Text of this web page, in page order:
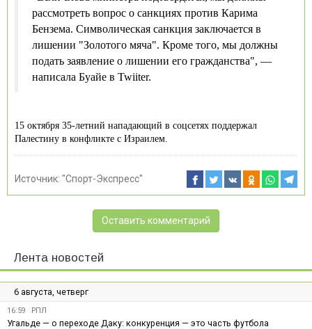
рассмотреть вопрос о санкциях против Карима
Бензема. Символическая санкция заключается в
лишении "Золотого мяча". Кроме того, мы должны
подать заявление о лишении его гражданства", —
написала Буайе в Twiiter.
15 октября 35-летний нападающий в соцсетях поддержал
Палестину в конфликте с Израилем.
Источник: "Спорт-Экспресс"
Оставить комментарий
Лента новостей
6 августа, четверг
16:59 РПЛ
Угальде — о переходе Даку: конкуренция — это часть футбола